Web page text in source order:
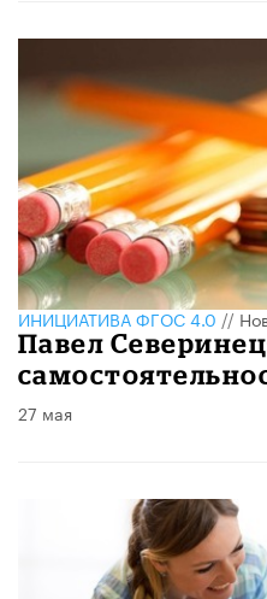
ИНИЦИАТИВА ФГОС 4.0//
Павел
27 мая